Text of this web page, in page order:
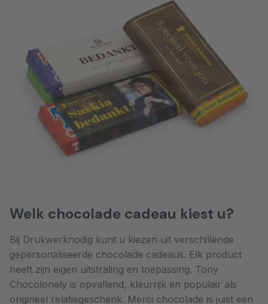
Welk chocolade cadeau kiest u?
Bij Drukwerknodig kunt u kiezen uit verschillende
gepersonaliseerde chocolade cadeaus. Elk product
heeft zijn eigen uitstraling en toepassing. Tony
Chocolonely is opvallend, kleurrijk en populair als
origineel relatiegeschenk. Merci chocolade is juist een